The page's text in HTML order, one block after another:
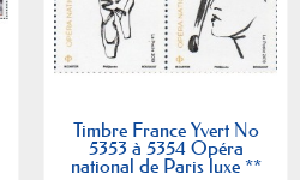
Timbre France Yvert No
5353 à 5354 Opéra
national de Paris luxe **